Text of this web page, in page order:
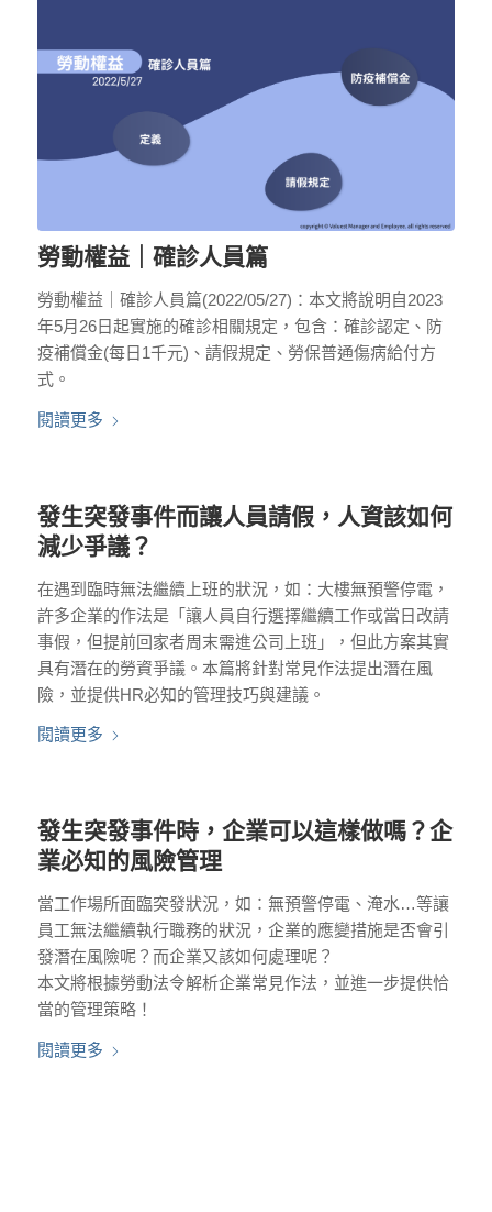
勞動權益｜確診人員篇
勞動權益｜確診人員篇(2022/05/27)：本文將說明自2023
年5月26日起實施的確診相關規定，包含：確診認定、防
疫補償金(每日1千元)、請假規定、勞保普通傷病給付方
式。
閱讀更多
發生突發事件而讓人員請假，人資該如何
減少爭議？
在遇到臨時無法繼續上班的狀況，如：大樓無預警停電，
許多企業的作法是「讓人員自行選擇繼續工作或當日改請
事假，但提前回家者周末需進公司上班」，但此方案其實
具有潛在的勞資爭議。本篇將針對常見作法提出潛在風
險，並提供HR必知的管理技巧與建議。
閱讀更多
發生突發事件時，企業可以這樣做嗎？企
業必知的風險管理
當工作場所面臨突發狀況，如：無預警停電、淹水…等讓
員工無法繼續執行職務的狀況，企業的應變措施是否會引
發潛在風險呢？而企業又該如何處理呢？
本文將根據勞動法令解析企業常見作法，並進一步提供恰
當的管理策略！
閱讀更多